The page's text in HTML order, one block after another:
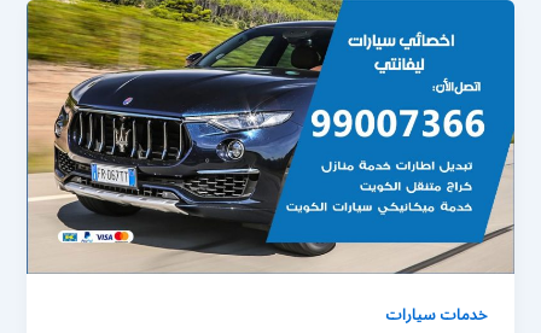
خدمات سيارات